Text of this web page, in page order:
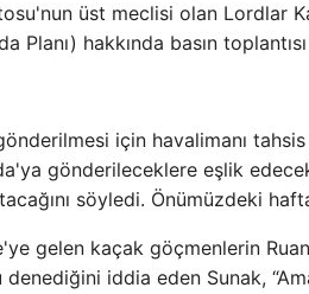
üst meclisi olan Lordlar
Planı) hakkında basın
için havalimanı
gönderileceklere eşlik
söyledi. Önümüzdeki
gelen kaçak göçmenlerin
iddia eden Sunak,